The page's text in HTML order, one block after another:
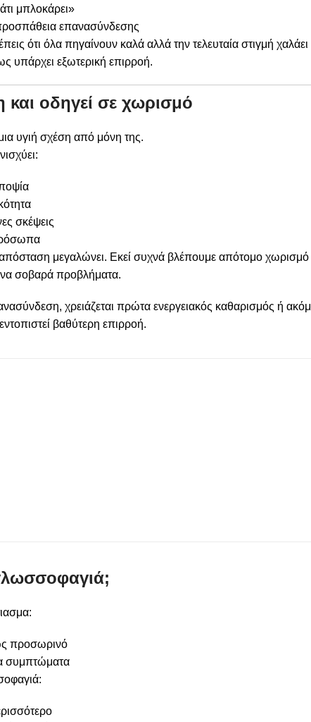
μπλοκάρει»
επανασύνδεσης
ότι όλα πηγαίνουν καλά αλλά την τελευταία στιγμή χαλάει
υπάρχει εξωτερική επιρροή.
οδηγεί σε χωρισμό
υγιή σχέση από μόνη της.
σκέψεις
απόσταση μεγαλώνει. Εκεί συχνά βλέπουμε απότομο χωρισμό
σοβαρά προβλήματα.
χρειάζεται πρώτα ενεργειακός καθαρισμός ή
βαθύτερη επιρροή.
προσωρινό
συμπτώματα